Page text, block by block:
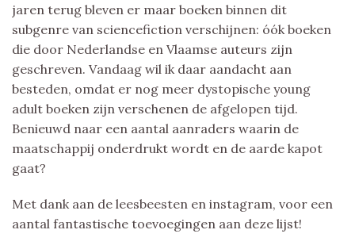
jaren terug bleven er maar boeken binnen dit
subgenre van sciencefiction verschijnen: óók boeken
die door Nederlandse en Vlaamse auteurs zijn
geschreven. Vandaag wil ik daar aandacht aan
besteden, omdat er nog meer dystopische young
adult boeken zijn verschenen de afgelopen tijd.
Benieuwd naar een aantal aanraders waarin de
maatschappij onderdrukt wordt en de aarde kapot
gaat?
Met dank aan de leesbeesten en instagram, voor een
aantal fantastische toevoegingen aan deze lijst!